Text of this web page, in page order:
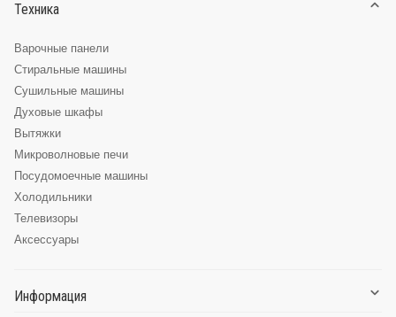
Техника
Варочные панели
Стиральные машины
Сушильные машины
Духовые шкафы
Вытяжки
Микроволновые печи
Посудомоечные машины
Холодильники
Телевизоры
Аксессуары
Информация